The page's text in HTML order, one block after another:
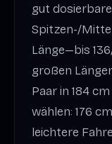
gut
Spitzen-/
Länge—bis
großen
Paar in 184
wählen: 176
leichtere